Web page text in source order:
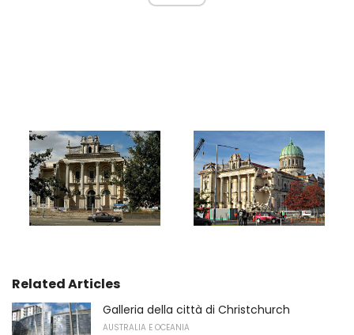
Related Articles
Galleria della città di Christchurch
AUSTRALIA E OCEANIA